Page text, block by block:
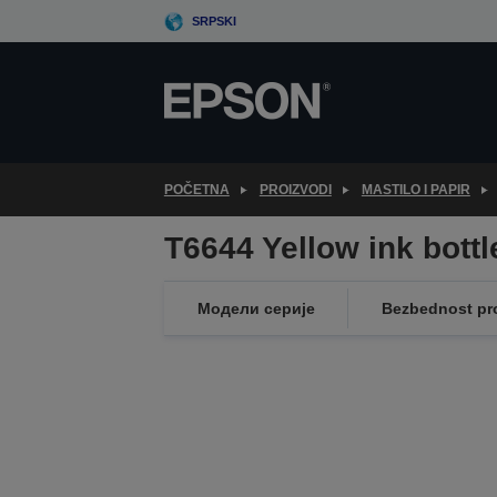
to
SRPSKI
POČETNA PROIZVODI MASTILO I PAPIR
T6644 Yellow ink
Модели серије Bezbednost